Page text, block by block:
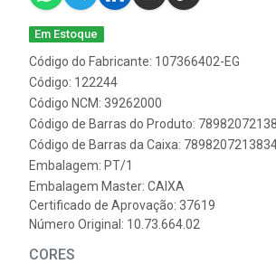
Em Estoque
Código do Fabricante: 107366402-EG
Código: 122244
Código NCM: 39262000
Código de Barras do Produto:
Código de Barras da Caixa:
Embalagem: PT/1
Embalagem Master: CAIXA
Certificado de Aprovação: 37619
Número Original: 10.73.664.02
CORES